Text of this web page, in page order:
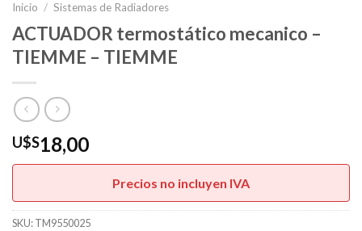
Inicio / Sistemas de Radiadores
ACTUADOR termostático mecanico –
TIEMME – TIEMME
U$S18,00
Precios no incluyen IVA
SKU:TM9550025